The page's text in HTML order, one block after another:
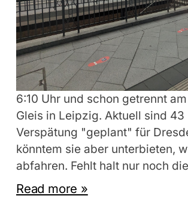
6:10 Uhr und schon getrennt
Gleis in Leipzig. Aktuell sind 43
Verspätung "geplant" für
könntem sie aber unterbieten,
abfahren. Fehlt halt nur noch
Read more »